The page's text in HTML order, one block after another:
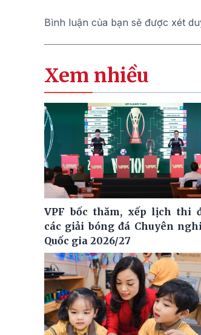
Bình luận của bạn sẽ được xét
Xem nhiều
VPF bốc thăm, xếp lịch thi
các giải bóng đá Chuyên
Quốc gia 2026/27